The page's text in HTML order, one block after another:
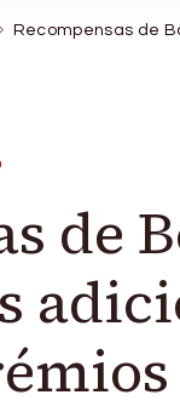
Recompensas de
de